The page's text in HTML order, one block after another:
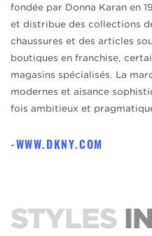
fondée par Donna Karan en
et distribue des collections
chaussures et des articles
boutiques en franchise,
magasins spécialisés. La
modernes et aisance
fois ambitieux et
WWW.DKNY.COM
STYLES